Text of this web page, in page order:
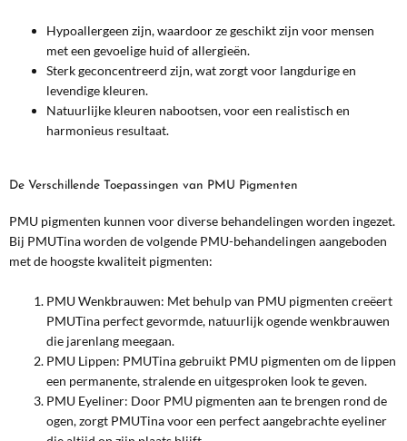
Hypoallergeen zijn, waardoor ze geschikt zijn voor mensen
met een gevoelige huid of allergieën.
Sterk geconcentreerd zijn, wat zorgt voor langdurige en
levendige kleuren.
Natuurlijke kleuren nabootsen, voor een realistisch en
harmonieus resultaat.
De Verschillende Toepassingen van PMU Pigmenten
PMU pigmenten kunnen voor diverse behandelingen worden ingezet.
Bij PMUTina worden de volgende PMU-behandelingen aangeboden
met de hoogste kwaliteit pigmenten:
PMU Wenkbrauwen: Met behulp van PMU pigmenten creëert
PMUTina perfect gevormde, natuurlijk ogende wenkbrauwen
die jarenlang meegaan.
PMU Lippen: PMUTina gebruikt PMU pigmenten om de lippen
een permanente, stralende en uitgesproken look te geven.
PMU Eyeliner: Door PMU pigmenten aan te brengen rond de
ogen, zorgt PMUTina voor een perfect aangebrachte eyeliner